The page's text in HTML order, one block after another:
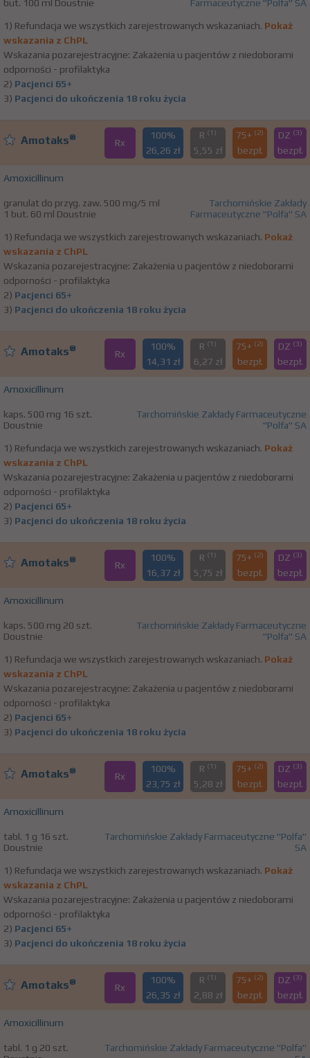
but. 100 ml Doustnie
Farmaceutyczne "Polfa" SA
1) Refundacja we wszystkich zarejestrowanych wskazaniach. Pokaż
wskazania z ChPL
Wskazania pozarejestracyjne: Zakażenia u pacjentów z niedoborami
odporności - profilaktyka
2) Pacjenci 65+
3) Pacjenci do ukończenia 18 roku życia
Amotaks® Rx
100%
26,26 zł
R (1)
5,55 zł
75+ (2)
bezpł.
DZ (3)
bezpł.
Amoxicillinum
granulat do przyg. zaw. 500 mg/5 ml
1 but. 60 ml Doustnie
Tarchomińskie Zakłady
Farmaceutyczne "Polfa" SA
1) Refundacja we wszystkich zarejestrowanych wskazaniach. Pokaż
wskazania z ChPL
Wskazania pozarejestracyjne: Zakażenia u pacjentów z niedoborami
odporności - profilaktyka
2) Pacjenci 65+
3) Pacjenci do ukończenia 18 roku życia
Amotaks® Rx
100%
14,31 zł
R (1)
6,27 zł
75+ (2)
bezpł.
DZ (3)
bezpł.
Amoxicillinum
kaps. 500 mg 16 szt.
Doustnie
Tarchomińskie Zakłady Farmaceutyczne
"Polfa" SA
1) Refundacja we wszystkich zarejestrowanych wskazaniach. Pokaż
wskazania z ChPL
Wskazania pozarejestracyjne: Zakażenia u pacjentów z niedoborami
odporności - profilaktyka
2) Pacjenci 65+
3) Pacjenci do ukończenia 18 roku życia
Amotaks® Rx
100%
16,37 zł
R (1)
5,75 zł
75+ (2)
bezpł.
DZ (3)
bezpł.
Amoxicillinum
kaps. 500 mg 20 szt.
Doustnie
Tarchomińskie Zakłady Farmaceutyczne
"Polfa" SA
1) Refundacja we wszystkich zarejestrowanych wskazaniach. Pokaż
wskazania z ChPL
Wskazania pozarejestracyjne: Zakażenia u pacjentów z niedoborami
odporności - profilaktyka
2) Pacjenci 65+
3) Pacjenci do ukończenia 18 roku życia
Amotaks® Rx
100%
23,75 zł
R (1)
5,28 zł
75+ (2)
bezpł.
DZ (3)
bezpł.
Amoxicillinum
tabl. 1 g 16 szt.
Doustnie
Tarchomińskie Zakłady Farmaceutyczne "Polfa"
SA
1) Refundacja we wszystkich zarejestrowanych wskazaniach. Pokaż
wskazania z ChPL
Wskazania pozarejestracyjne: Zakażenia u pacjentów z niedoborami
odporności - profilaktyka
2) Pacjenci 65+
3) Pacjenci do ukończenia 18 roku życia
Amotaks® Rx
100%
26,35 zł
R (1)
2,88 zł
75+ (2)
bezpł.
DZ (3)
bezpł.
Amoxicillinum
tabl. 1 g 20 szt.
Tarchomińskie Zakłady Farmaceutyczne "Polfa"